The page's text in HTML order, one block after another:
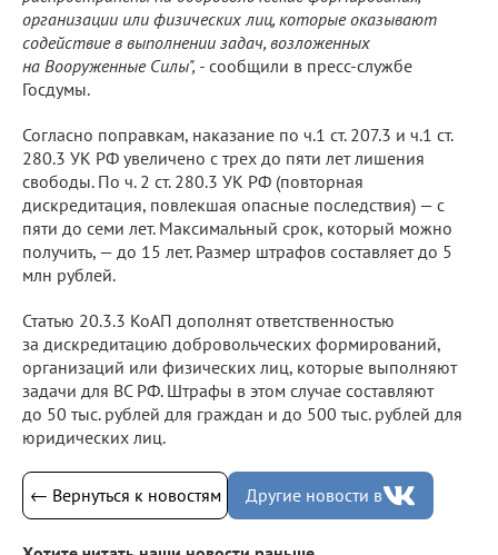
организации или физических лиц, которые оказывают
содействие в выполнении задач, возложенных
на Вооруженные Силы", - сообщили в пресс-службе
Госдумы.
Согласно поправкам, наказание по ч.1 ст. 207.3 и ч.1 ст.
280.3 УК РФ увеличено с трех до пяти лет лишения
свободы. По ч. 2 ст. 280.3 УК РФ (повторная
дискредитация, повлекшая опасные последствия) — с
пяти до семи лет. Максимальный срок, который можно
получить, — до 15 лет. Размер штрафов составляет до 5
млн рублей.
Статью 20.3.3 КоАП дополнят ответственностью
за дискредитацию добровольческих формирований,
организаций или физических лиц, которые выполняют
задачи для ВС РФ. Штрафы в этом случае составляют
до 50 тыс. рублей для граждан и до 500 тыс. рублей для
юридических лиц.
← Вернуться к новостям Другие новости в